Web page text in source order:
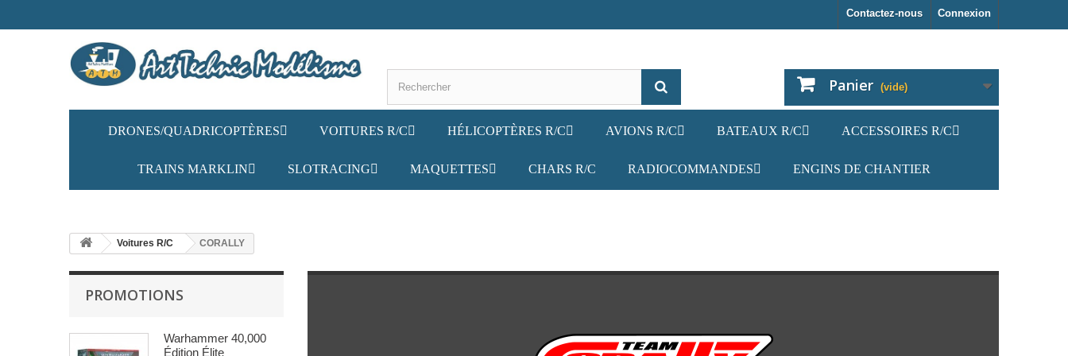
Connexion
Contactez-nous
Panier (vide)
DRONES/QUADRICOPTÈRES VOITURES R/C HÉLICOPTÈRES R/C AVIONS R/C BATEAUX R/C ACCESSOIRES R/C
TRAINS MARKLIN SLOTRACING MAQUETTES CHARS R/C RADIOCOMMANDES ENGINS DE CHANTIER
Voitures R/C CORALLY
PROMOTIONS
Warhammer 40,000
Édition Élite